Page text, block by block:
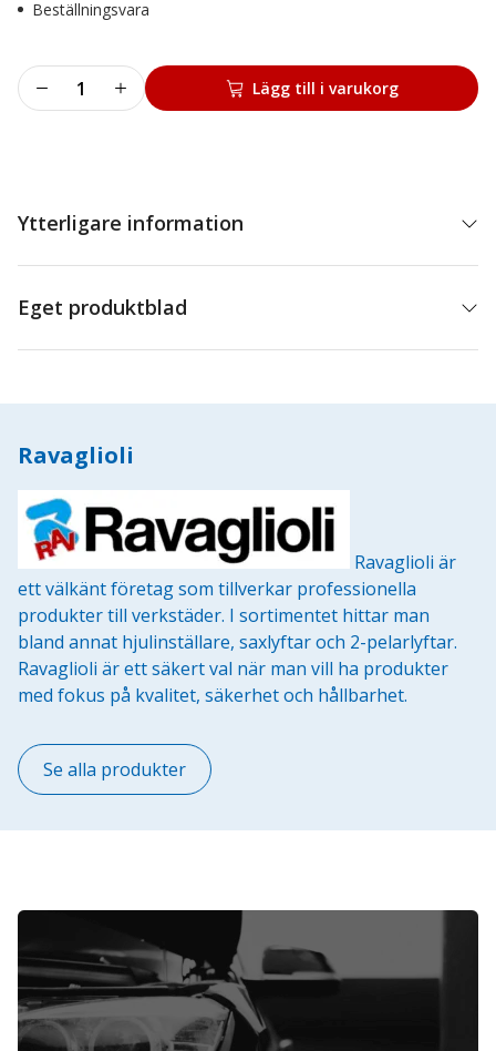
Beställningsvara
Kona
3x
Lägg till i varukorg
Ytterligare information
Eget produktblad
Ravaglioli
Ravaglioli är
ett välkänt företag som tillverkar professionella
produkter till verkstäder. I sortimentet hittar man
bland annat hjulinställare, saxlyftar och 2-pelarlyftar.
Ravaglioli är ett säkert val när man vill ha produkter
med fokus på kvalitet, säkerhet och hållbarhet.
Se alla produkter